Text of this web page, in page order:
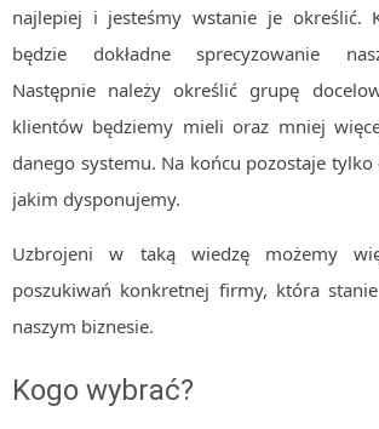
najlepiej i jesteśmy wstanie je określić.
będzie dokładne sprecyzowanie
Następnie należy określić grupę
klientów będziemy mieli oraz mniej
danego systemu. Na końcu pozostaje tylko
jakim dysponujemy.
Uzbrojeni w taką wiedzę możemy
poszukiwań konkretnej firmy, która
naszym biznesie.
Kogo wybrać?